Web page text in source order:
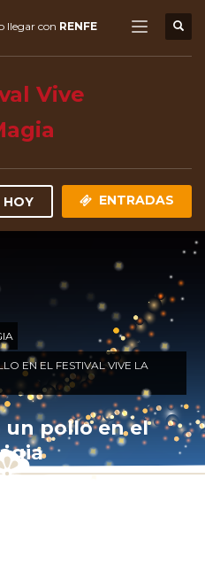
llegar con RENFE
HOY ENTRADAS
EN EL FESTIVAL VIVE LA
un pollo en el